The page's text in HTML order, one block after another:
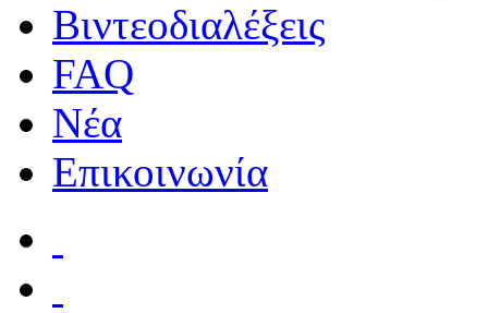
Βιντεοδιαλέξεις
FAQ
Νέα
Επικοινωνία